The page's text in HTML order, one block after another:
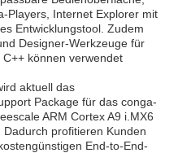
Players, Internet Explorer mit
Entwicklungstool. Zudem
Designer-Werkzeuge für
können verwendet
aktuell das
Package für das conga-
ARM Cortex A9 i.MX6
profitieren Kunden
End-to-End-